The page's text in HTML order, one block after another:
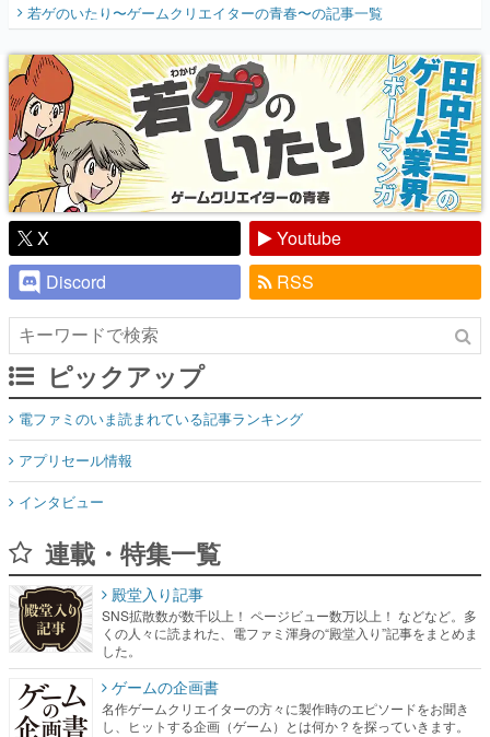
『少年ジャンプ』色だった【若ゲのいた
り】
若ゲのいたり〜ゲームクリエイターの青春〜の記事一覧
X
Youtube
Discord
RSS
ピックアップ
電ファミのいま読まれている記事ランキング
アプリセール情報
インタビュー
連載・特集一覧
殿堂入り記事
SNS拡散数が数千以上！ ページビュー数万以上！ などなど。多
くの人々に読まれた、電ファミ渾身の“殿堂入り”記事をまとめま
した。
ゲームの企画書
名作ゲームクリエイターの方々に製作時のエピソードをお聞き
し、ヒットする企画（ゲーム）とは何か？を探っていきます。